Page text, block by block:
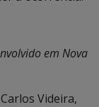
em Nova
Videira,